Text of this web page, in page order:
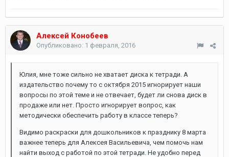
Алексей Конобеев
Опубликовано: 1 февраля, 2016
Юлия, мне тоже сильно не хватает диска к тетради. А
издательство почему то с октября 2015 игнорирует наши
вопросы по этой теме и не отвечает, будет ли снова диск в
продаже или нет. Просто игнорирует вопрос, как
методически обеспечить работу в классе теперь?
Видимо раскраски для дошкольников к празднику 8 марта
важнее теперь для Алексея Васильевича, чем помочь нам
найти выход с работой по этой тетради. Не удобно перед